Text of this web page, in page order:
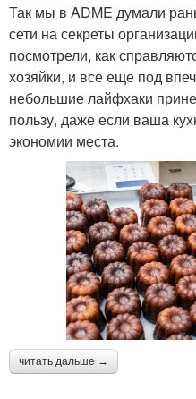
Так мы в ADME думали
сети на секреты
посмотрели, как
хозяйки, и все еще под
небольшие лайфхаки
пользу, даже если ваша
экономии места.
читать дальше →